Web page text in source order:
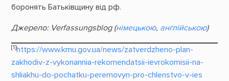
боронять Батьківщину від рф.
Джерело: Verfassungsblog (німецькою, англійською)
[1]https://www.kmu.gov.ua/news/zatverdzheno-plan-
zakhodiv-z-vykonannia-rekomendatsii-ievrokomisii-na-
shliakhu-do-pochatku-peremovyn-pro-chlenstvo-v-ies